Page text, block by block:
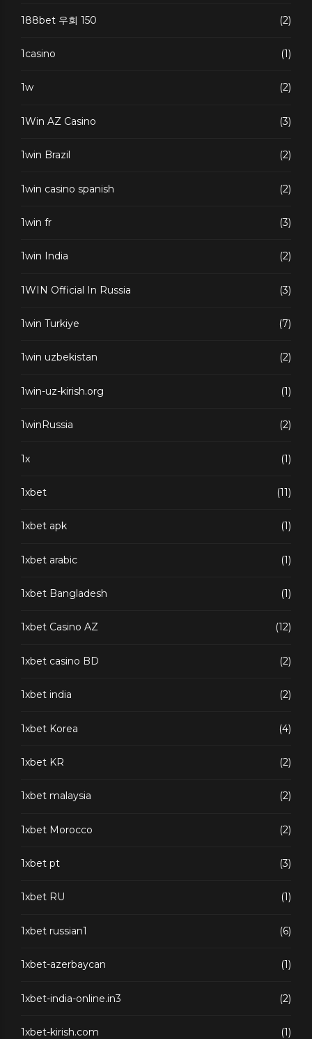
188bet 우회 150 (2)
1casino (1)
1w (2)
1Win AZ Casino (3)
1win Brazil (2)
1win casino spanish (2)
1win fr (3)
1win India (2)
1WIN Official In Russia (3)
1win Turkiye (7)
1win uzbekistan (2)
1win-uz-kirish.org (1)
1winRussia (2)
1x (1)
1xbet (11)
1xbet apk (1)
1xbet arabic (1)
1xbet Bangladesh (1)
1xbet Casino AZ (12)
1xbet casino BD (2)
1xbet india (2)
1xbet Korea (4)
1xbet KR (2)
1xbet malaysia (2)
1xbet Morocco (2)
1xbet pt (3)
1xbet RU (1)
1xbet russian1 (6)
1xbet-azerbaycan (1)
1xbet-india-online.in3 (2)
1xbet-kirish.com (1)